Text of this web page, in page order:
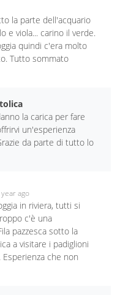
la parte dell'acquario
e viola... carino il verde.
quindi c'era molto
Tutto sommato
la carica per fare
un'esperienza
da parte di tutto lo
year ago
in riviera, tutti si
c'è una
pazzesca sotto la
a visitare i padiglioni
che non